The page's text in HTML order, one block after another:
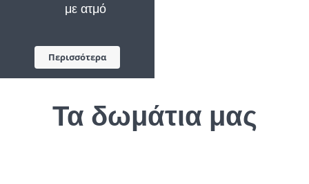
με ατμό
Περισσότερα
Τα δωμάτια μας